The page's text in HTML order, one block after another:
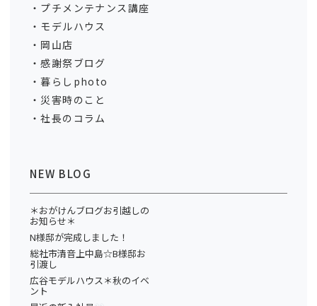
プチメンテナンス講座
モデルハウス
岡山店
感謝祭ブログ
暮らしphoto
災害時のこと
社長のコラム
NEW BLOG
＊おがけんブログお引越しの
お知らせ＊
N様邸が完成しました！
総社市清音上中島☆B様邸お
引渡し
広谷モデルハウス＊秋のイベ
ント